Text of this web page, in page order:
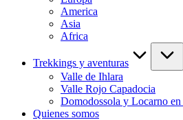
America
Asia
Africa
Trekkings y aventuras
Valle de Ihlara
Valle Rojo Capadocia
Domodossola y Locarno en
Quienes somos